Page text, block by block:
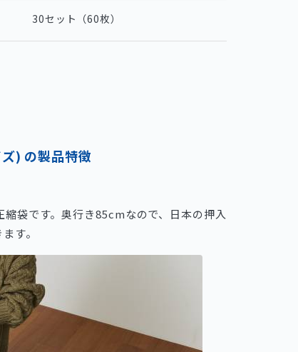
30セット（60枚）
) の製品特徴
袋です。奥行き85cmなので、日本の押入
す。